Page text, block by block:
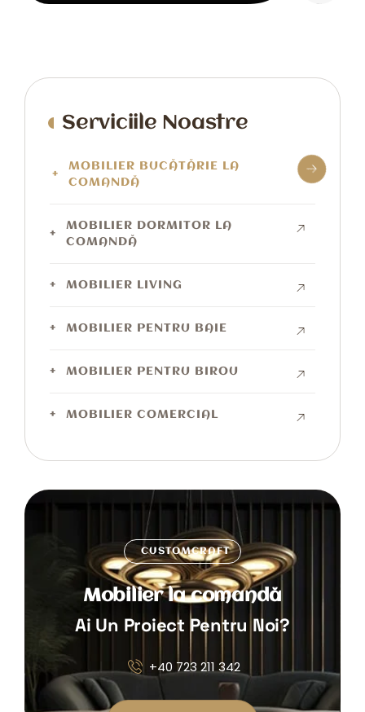
Serviciile Noastre
MOBILIER BUCĂTĂRIE LA
COMANDĂ
MOBILIER DORMITOR LA
COMANDĂ
MOBILIER LIVING
MOBILIER PENTRU BAIE
MOBILIER PENTRU BIROU
MOBILIER COMERCIAL
CUSTOMCRAFT
Mobilier la comandă
Ai Un Proiect Pentru Noi?
+40 723 211 342